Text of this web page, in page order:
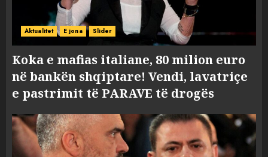
Aktualitet E jona Slider
Koka e mafias italiane, 80 milion euro
në bankën shqiptare! Vendi, lavatriçe
e pastrimit të PARAVE të drogës